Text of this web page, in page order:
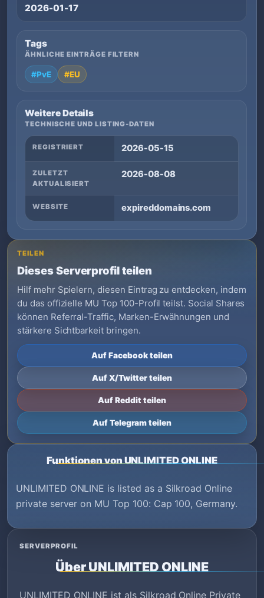
2026-01-17
Tags
ÄHNLICHE EINTRÄGE FILTERN
#PvE #EU
Weitere Details
TECHNISCHE UND LISTING-DATEN
REGISTRIERT 2026-05-15
ZULETZT
AKTUALISIERT
2026-08-08
WEBSITE expireddomains.com
TEILEN
Dieses Serverprofil teilen
Hilf mehr Spielern, diesen Eintrag zu entdecken, indem
du das offizielle MU Top 100-Profil teilst. Social Shares
können Referral-Traffic, Marken-Erwähnungen und
stärkere Sichtbarkeit bringen.
Auf Facebook teilen
Auf X/Twitter teilen
Auf Reddit teilen
Auf Telegram teilen
Funktionen von UNLIMITED ONLINE
UNLIMITED ONLINE is listed as a Silkroad Online
private server on MU Top 100: Cap 100, Germany.
SERVERPROFIL
Über UNLIMITED ONLINE
UNLIMITED ONLINE ist als Silkroad Online Private